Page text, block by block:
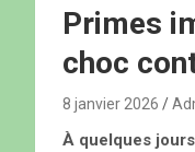
Primes
choc
8 janvier 2026
À quelques